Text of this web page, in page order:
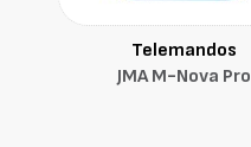
Telemandos
JMA M-Nova Pro